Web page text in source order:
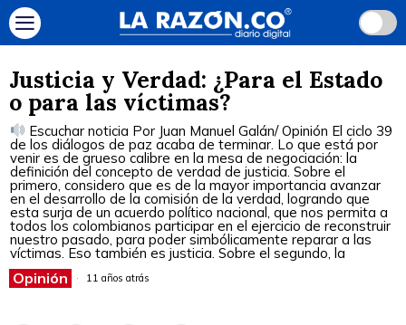
Justicia y Verdad: ¿Para el Estado
o para las víctimas?
Escuchar noticia Por Juan Manuel Galán/ Opinión El ciclo 39
de los diálogos de paz acaba de terminar. Lo que está por
venir es de grueso calibre en la mesa de negociación: la
definición del concepto de verdad de justicia. Sobre el
primero, considero que es de la mayor importancia avanzar
en el desarrollo de la comisión de la verdad, logrando que
esta surja de un acuerdo político nacional, que nos permita a
todos los colombianos participar en el ejercicio de reconstruir
nuestro pasado, para poder simbólicamente reparar a las
víctimas. Eso también es justicia. Sobre el segundo, la
Opinión 11 años atrás